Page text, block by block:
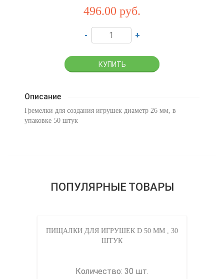
496.00 руб.
- +
Описание
Гремелки для создания игрушек диаметр 26 мм, в
упаковке 50 штук
ПОПУЛЯРНЫЕ ТОВАРЫ
ПИЩАЛКИ ДЛЯ ИГРУШЕК D 50 ММ , 30
ШТУК
Количество: 30 шт.